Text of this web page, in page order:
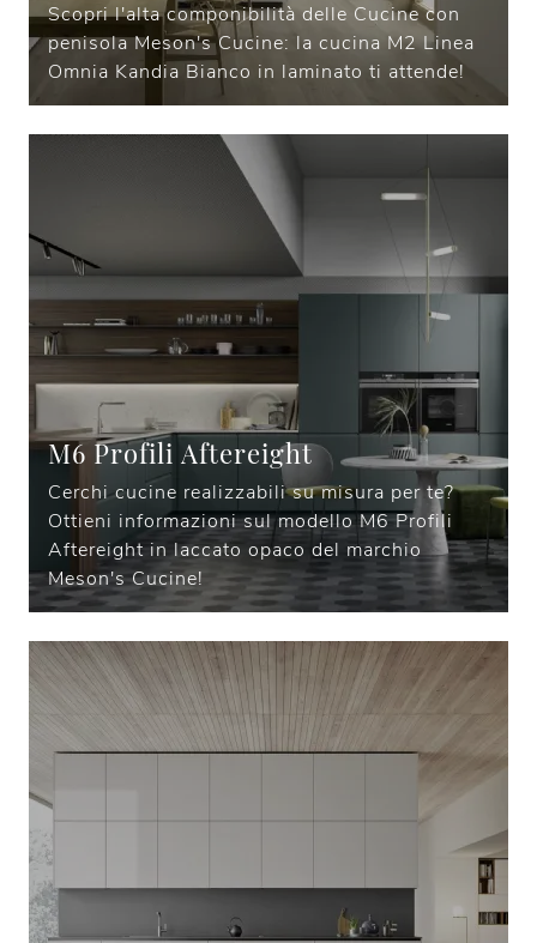
Scopri l'alta componibilità delle Cucine con
penisola Meson's Cucine: la cucina M2 Linea
Omnia Kandia Bianco in laminato ti attende!
M6 Profili Aftereight
Cerchi cucine realizzabili su misura per te?
Ottieni informazioni sul modello M6 Profili
Aftereight in laccato opaco del marchio
Meson's Cucine!